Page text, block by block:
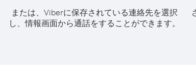
または、Viberに保存されている連絡先を選択
し、情報画面から通話をすることができます。